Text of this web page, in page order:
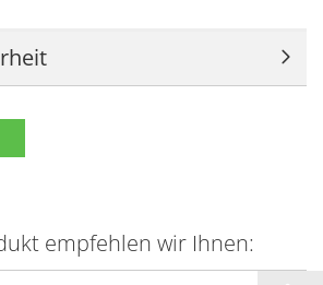
empfehlen wir Ihnen: